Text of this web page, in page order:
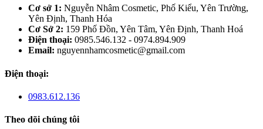
Cơ sở 1: Nguyễn Nhâm Cosmetic, Phố Kiểu, Yên Trường,
Yên Định, Thanh Hóa
Cơ Sở 2: 159 Phố Đồn, Yên Tâm, Yên Định, Thanh Hoá
Điện thoại: 0985.546.132 - 0974.894.909
Email: nguyennhamcosmetic@gmail.com
Điện thoại:
0983.612.136
Theo dõi chúng tôi